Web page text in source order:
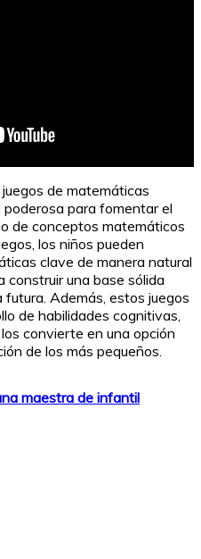
de matemáticas
para fomentar el
de conceptos matemáticos
los niños pueden
clave de manera natural
construir una base sólida
Además, estos juegos
de habilidades cognitivas,
convierte en una opción
de los más pequeños.
maestra de infantil